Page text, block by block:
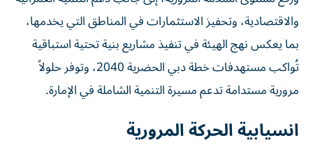
والاقتصادية، وتحفيز الاستثمارات في المناطق التي يخدمها،
بما يعكس نهج الهيئة في تنفيذ مشاريع بنية تحتية استباقية
تُواكب مستهدفات خطة دبي الحضرية 2040، وتوفر حلولاً
مرورية مستدامة تدعم مسيرة التنمية الشاملة في الإمارة.
انسيابية الحركة المرورية